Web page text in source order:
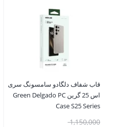
قاب شفاف دلگادو سامسونگ سری
اس 25 گرین Green Delgado PC
Case S25 Series
1,150,000قیمت